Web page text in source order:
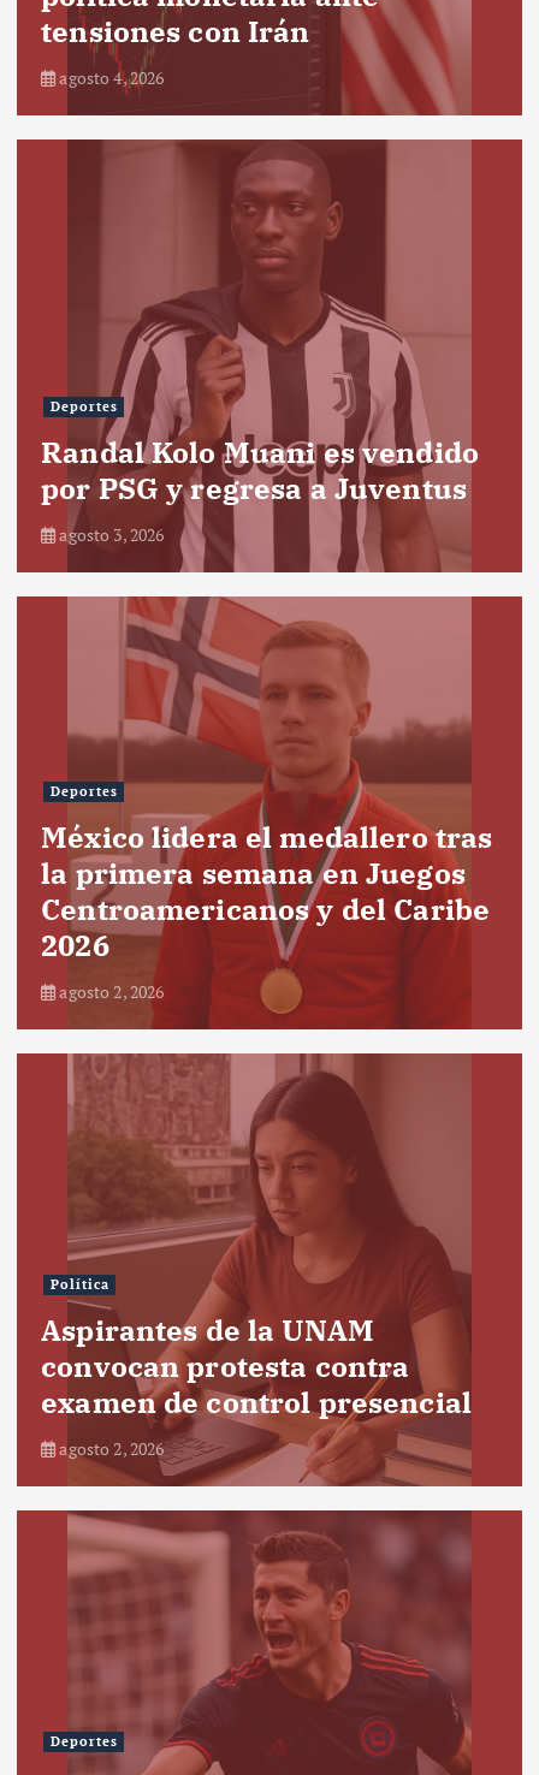
tensiones con Irán
agosto 4, 2026
Deportes
Randal Kolo Muani es vendido
por PSG y regresa a Juventus
agosto 3, 2026
Deportes
México lidera el medallero tras
la primera semana en Juegos
Centroamericanos y del Caribe
2026
agosto 2, 2026
Política
Aspirantes de la UNAM
convocan protesta contra
examen de control presencial
agosto 2, 2026
Deportes